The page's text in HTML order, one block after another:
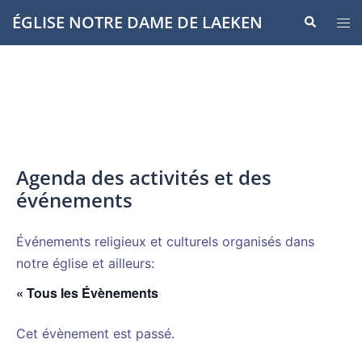
Aller
auÉGLISE NOTRE DAME DE LAEKEN
le
Agenda des activités et des
événements
Événements religieux et culturels organisés dans
notre église et ailleurs:
« Tous les Évènements
Cet évènement est passé.